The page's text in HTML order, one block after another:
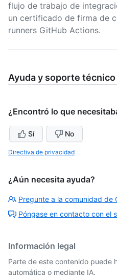
flujo de trabajo de
un certificado de firma de
runners GitHub Actions.
Ayuda y soporte técnico
¿Encontró lo que
Sí No
Directiva de privacidad
¿Aún necesita ayuda?
Pregunte a la comunidad de
Póngase en contacto con el
Información legal
Parte de este contenido puede
automática o mediante IA.